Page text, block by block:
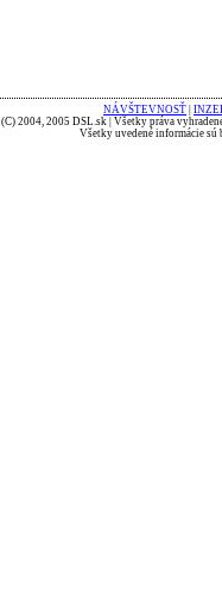
NÁVŠTEVNOSŤ
(C) 2004, 2005 DSL.sk | Všetky práva
Všetky uvedené informácie sú